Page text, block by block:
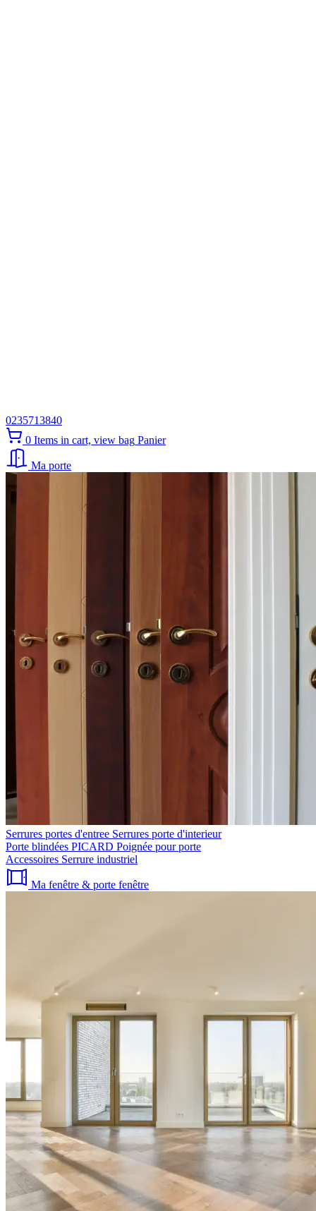
0235713840
0 Items in cart, view bag Panier
Ma porte
Serrures portes d'entree Serrures porte d'interieur
Porte blindées PICARD Poignée pour porte
Accessoires Serrure industriel
Ma fenêtre & porte fenêtre